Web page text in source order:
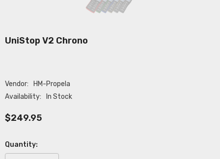
UniStop V2 Chrono
Vendor:
HM-Propela
Availability:
In Stock
$249.95
Quantity: